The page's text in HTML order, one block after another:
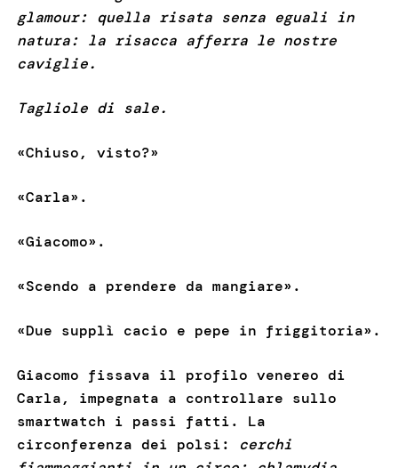
glamour: quella risata senza eguali in
natura: la risacca afferra le nostre
caviglie.
Tagliole di sale.
«Chiuso, visto?»
«Carla».
«Giacomo».
«Scendo a prendere da mangiare».
«Due supplì cacio e pepe in friggitoria».
Giacomo fissava il profilo venereo di
Carla, impegnata a controllare sullo
smartwatch i passi fatti. La
circonferenza dei polsi:
cerchi